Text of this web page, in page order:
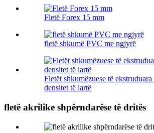
Fletë Forex 15 mm
fletë shkumë PVC me ngjyrë
Fletët shkumëzuese të
densitet të lartë
fletë akrilike shpërndarëse të dritës